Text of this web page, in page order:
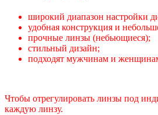
широкий диапазон настройки
удобная конструкция и
прочные линзы (небьющиеся);
стильный дизайн;
подходят мужчинам и
Чтобы отрегулировать линзы под
каждую линзу.